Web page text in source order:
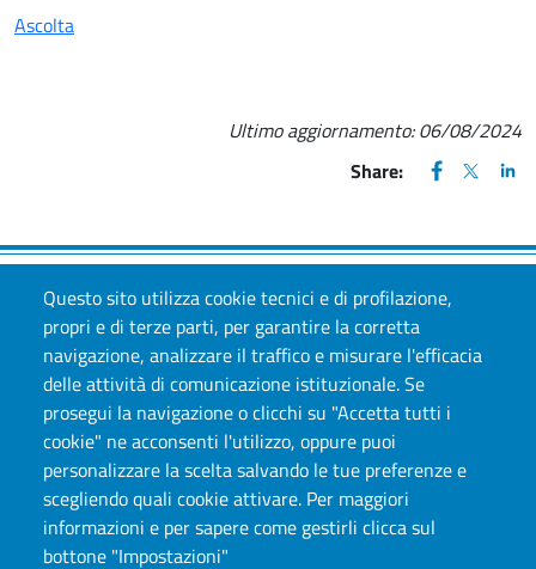
Questo sito utilizza cookie tecnici e di profilazione,
propri e di terze parti, per garantire la corretta
navigazione, analizzare il traffico e misurare l'efficacia
delle attività di comunicazione istituzionale. Se
prosegui la navigazione o clicchi su "Accetta tutti i
cookie" ne acconsenti l'utilizzo, oppure puoi
personalizzare la scelta salvando le tue preferenze e
scegliendo quali cookie attivare. Per maggiori
informazioni e per sapere come gestirli clicca sul
bottone "Impostazioni"
Ascolta
Ultimo aggiornamento:06/08/2024
Share:
FACEBOOK
(apre una
X
(apre
CONTATTI
Email:biblioteca.cuneo@unito.it
Telefono:0116708332